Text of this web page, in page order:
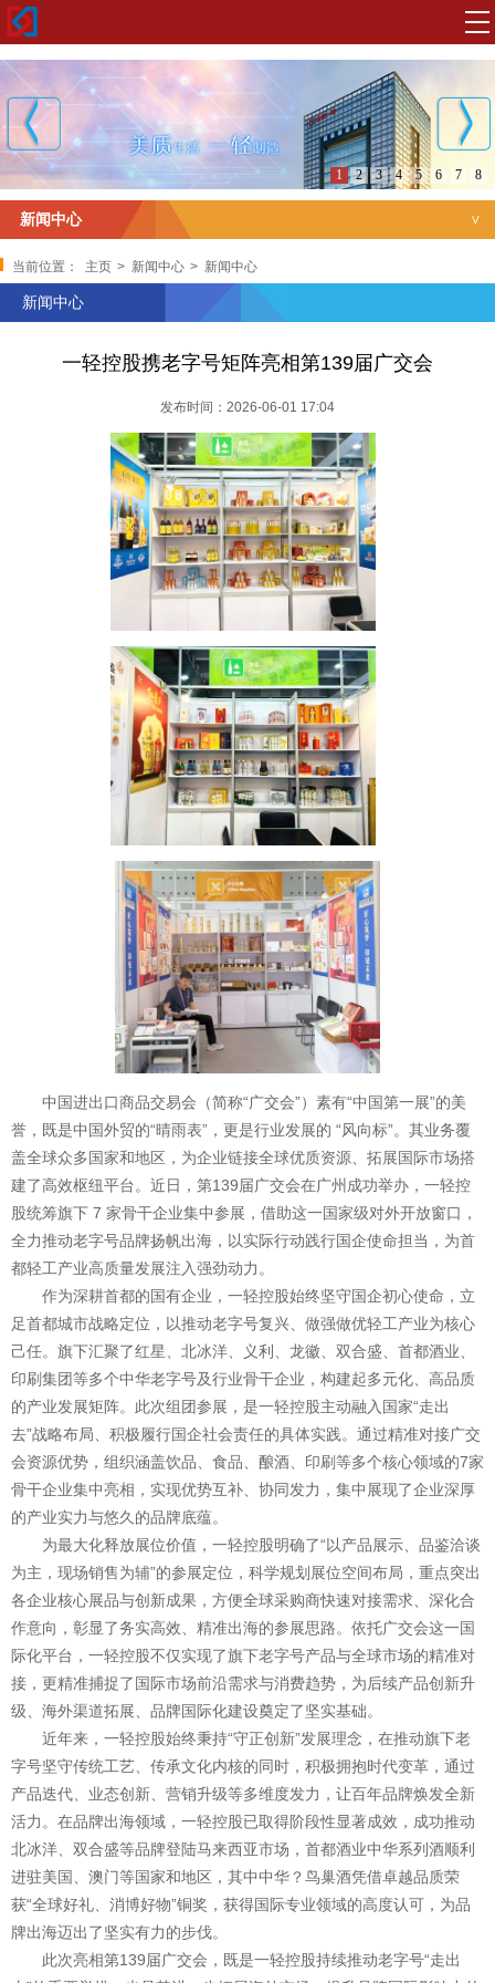
1 2 3 4 5 6 7 8
新闻中心
新闻中心
当前位置： 主页 > 新闻中心 > 新闻中心
新闻中心
一轻控股携老字号矩阵亮相第139届广交会
发布时间：2026-06-01 17:04
中国进出口商品交易会（简称“广交会”）素有“中国第一展”的美
誉，既是中国外贸的“晴雨表”，更是行业发展的 “风向标”。其业务覆
盖全球众多国家和地区，为企业链接全球优质资源、拓展国际市场搭
建了高效枢纽平台。近日，第139届广交会在广州成功举办，一轻控
股统筹旗下 7 家骨干企业集中参展，借助这一国家级对外开放窗口，
全力推动老字号品牌扬帆出海，以实际行动践行国企使命担当，为首
都轻工产业高质量发展注入强劲动力。
作为深耕首都的国有企业，一轻控股始终坚守国企初心使命，立
足首都城市战略定位，以推动老字号复兴、做强做优轻工产业为核心
己任。旗下汇聚了红星、北冰洋、义利、龙徽、双合盛、首都酒业、
印刷集团等多个中华老字号及行业骨干企业，构建起多元化、高品质
的产业发展矩阵。此次组团参展，是一轻控股主动融入国家“走出
去”战略布局、积极履行国企社会责任的具体实践。通过精准对接广交
会资源优势，组织涵盖饮品、食品、酿酒、印刷等多个核心领域的7家
骨干企业集中亮相，实现优势互补、协同发力，集中展现了企业深厚
的产业实力与悠久的品牌底蕴。
为最大化释放展位价值，一轻控股明确了“以产品展示、品鉴洽谈
为主，现场销售为辅”的参展定位，科学规划展位空间布局，重点突出
各企业核心展品与创新成果，方便全球采购商快速对接需求、深化合
作意向，彰显了务实高效、精准出海的参展思路。依托广交会这一国
际化平台，一轻控股不仅实现了旗下老字号产品与全球市场的精准对
接，更精准捕捉了国际市场前沿需求与消费趋势，为后续产品创新升
级、海外渠道拓展、品牌国际化建设奠定了坚实基础。
近年来，一轻控股始终秉持“守正创新”发展理念，在推动旗下老
字号坚守传统工艺、传承文化内核的同时，积极拥抱时代变革，通过
产品迭代、业态创新、营销升级等多维度发力，让百年品牌焕发全新
活力。在品牌出海领域，一轻控股已取得阶段性显著成效，成功推动
北冰洋、双合盛等品牌登陆马来西亚市场，首都酒业中华系列酒顺利
进驻美国、澳门等国家和地区，其中中华？鸟巢酒凭借卓越品质荣
获“全球好礼、消博好物”铜奖，获得国际专业领域的高度认可，为品
牌出海迈出了坚实有力的步伐。
此次亮相第139届广交会，既是一轻控股持续推动老字号“走出